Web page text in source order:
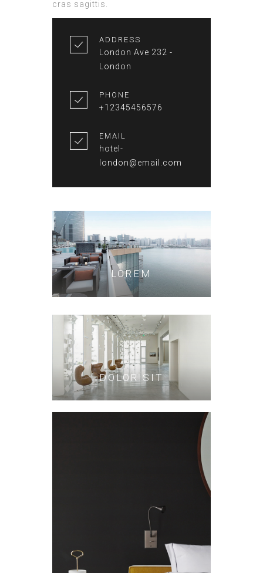
cras sagittis.
ADDRESS
London Ave 232 -
London
PHONE
+12345456576
EMAIL
hotel-
london@email.com
LOREM
DOLOR SIT